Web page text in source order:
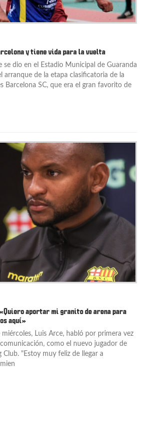
y tiene vida para la vuelta
se dio en el Estadio Municipal de Guaranda
arranque de la etapa clasificatoria de la
Barcelona SC, que era el gran favorito de
aportar mi granito de arena para
aquí»
miércoles, Luis Arce, habló por primera vez
como el nuevo jugador de
Club. "Estoy muy feliz de llegar a